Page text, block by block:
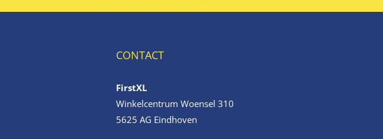
CONTACT
FirstXL
Winkelcentrum Woensel 310
5625 AG Eindhoven